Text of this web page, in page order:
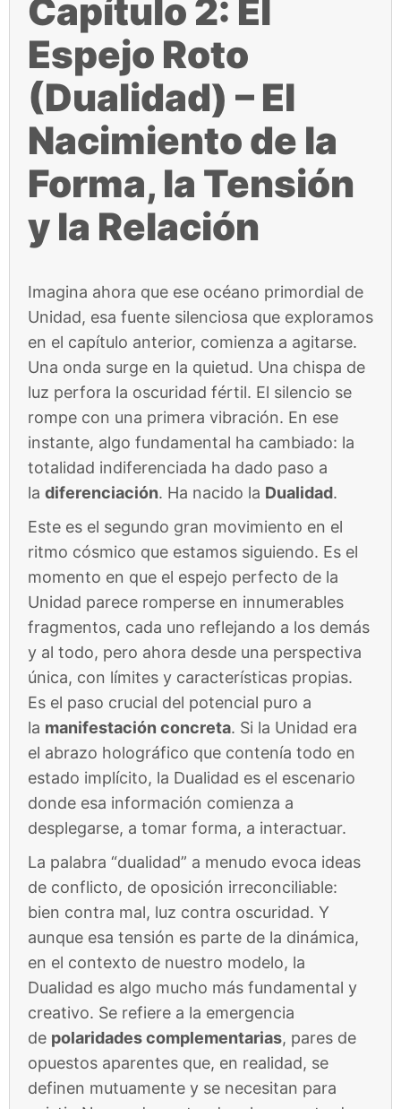
Capítulo 2: El
Espejo Roto
(Dualidad) – El
Nacimiento de la
Forma, la Tensión
y la Relación
Imagina ahora que ese océano primordial de
Unidad, esa fuente silenciosa que exploramos
en el capítulo anterior, comienza a agitarse.
Una onda surge en la quietud. Una chispa de
luz perfora la oscuridad fértil. El silencio se
rompe con una primera vibración. En ese
instante, algo fundamental ha cambiado: la
totalidad indiferenciada ha dado paso a
la diferenciación. Ha nacido la Dualidad.
Este es el segundo gran movimiento en el
ritmo cósmico que estamos siguiendo. Es el
momento en que el espejo perfecto de la
Unidad parece romperse en innumerables
fragmentos, cada uno reflejando a los demás
y al todo, pero ahora desde una perspectiva
única, con límites y características propias.
Es el paso crucial del potencial puro a
la manifestación concreta. Si la Unidad era
el abrazo holográfico que contenía todo en
estado implícito, la Dualidad es el escenario
donde esa información comienza a
desplegarse, a tomar forma, a interactuar.
La palabra “dualidad” a menudo evoca ideas
de conflicto, de oposición irreconciliable:
bien contra mal, luz contra oscuridad. Y
aunque esa tensión es parte de la dinámica,
en el contexto de nuestro modelo, la
Dualidad es algo mucho más fundamental y
creativo. Se refiere a la emergencia
de polaridades complementarias, pares de
opuestos aparentes que, en realidad, se
definen mutuamente y se necesitan para